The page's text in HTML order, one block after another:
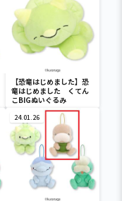
【恐竜はじめました】恐
竜はじめました くてん
こBIGぬいぐるみ
24.01.26